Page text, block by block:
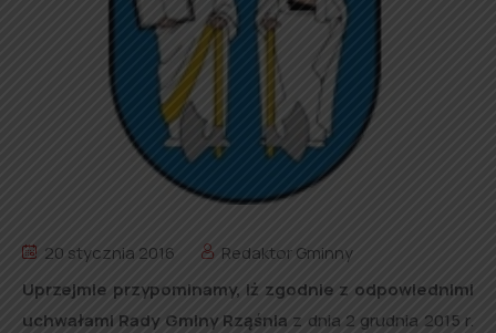
20 stycznia 2016
Redaktor Gminny
Uprzejmie przypominamy, iż zgodnie z odpowiednimi
uchwałami Rady Gminy Rząśnia z dnia 2 grudnia 2015 r.